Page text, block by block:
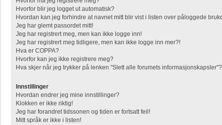
Hvorfor blir jeg logget ut automatisk?
Hvordan kan jeg forhindre at navnet mitt blir vist i listen over påloggede
Jeg har glemt passordet mitt!
Jeg har registrert meg, men kan ikke logge inn!
Jeg har registrert meg tidligere, men kan ikke logge inn mer?!
Hva er COPPA?
Hvorfor kan jeg ikke registrere meg?
Hva skjer når jeg trykker på lenken "Slett alle forumets informasjonskapsler"?
Innstillinger
Hvordan endrer jeg mine innstillinger?
Klokken er ikke riktig!
Jeg har forandret tidssonen og tiden er fortsatt feil!
Mitt språk er ikke i listen!